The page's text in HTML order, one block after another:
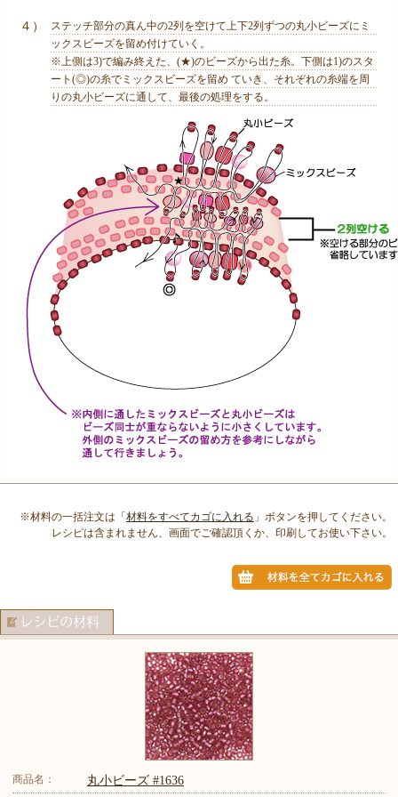
４）
ステッチ部分の真ん中の2列を空けて上下2列ずつの丸小ビーズにミ
ックスビーズを留め付けていく。
※上側は3)で編み終えた、(★)のビーズから出た糸。下側は1)のスタ
ート(◎)の糸でミックスビーズを留め ていき、それぞれの糸端を周
りの丸小ビーズに通して、最後の処理をする。
※材料の一括注文は「材料をすべてカゴに入れる 」ボタンを押してください。
レシピは含まれません、画面でご確認頂くか、印刷してお使い下さい。
商品名： 丸小ビーズ #1636